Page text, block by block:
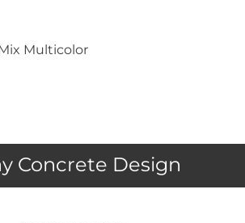
Multicolor
Concrete Design